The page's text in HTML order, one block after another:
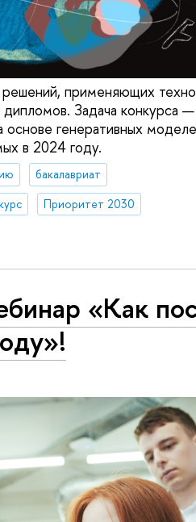
применяющих
дипломов. Задача конкурса
генеративных
в 2024 году.
бакалавриат
Приоритет 2030
«Как